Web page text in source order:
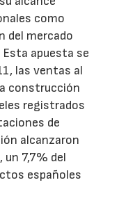
como
del mercado
apuesta se
las ventas al
construcción
registrados
de
alcanzaron
un 7,7% del
españoles